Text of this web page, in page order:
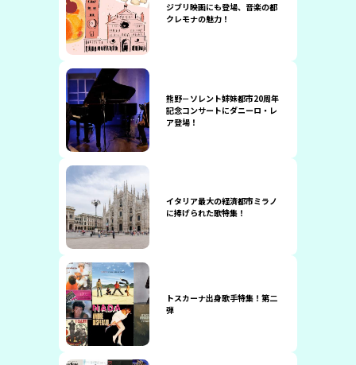
ジブリ映画にも登場、音楽の都
クレモナの魅力！
熊野－ソレント姉妹都市20周年
記念コンサートにダニーロ・レ
ア登場！
イタリア最大の経済都市ミラノ
に捧げられた歌特集！
トスカーナ出身歌手特集！第二
弾